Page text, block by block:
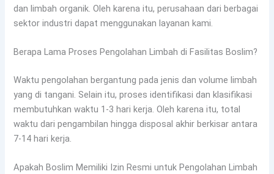
dan limbah organik. Oleh karena itu, perusahaan dari berbagai
sektor industri dapat menggunakan layanan kami.
Berapa Lama Proses Pengolahan Limbah di Fasilitas Boslim?
Waktu pengolahan bergantung pada jenis dan volume limbah
yang di tangani. Selain itu, proses identifikasi dan klasifikasi
membutuhkan waktu 1-3 hari kerja. Oleh karena itu, total
waktu dari pengambilan hingga disposal akhir berkisar antara
7-14 hari kerja.
Apakah Boslim Memiliki Izin Resmi untuk Pengolahan Limbah